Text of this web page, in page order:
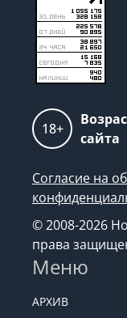
18+
сайта
Согласие на
© 2008-2026
права
Меню
АРХИВ